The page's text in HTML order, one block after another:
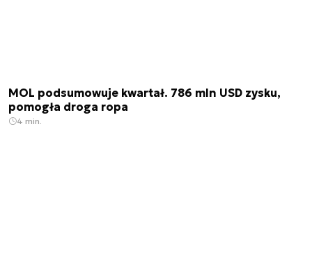
MOL podsumowuje kwartał. 786 mln USD zysku,
pomogła droga ropa
4 min.